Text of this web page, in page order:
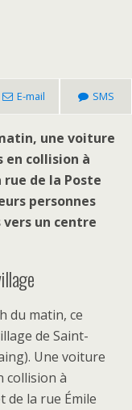
E-mail SMS
une voiture
collision à
de la Poste
personnes
un centre
du matin, ce
de Saint-
Une voiture
collision à
de la rue Émile